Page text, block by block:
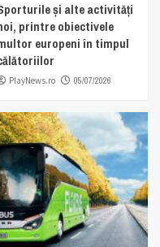
și alte activități
printre obiectivele
europeni în timpul
PlayNews.ro 05/07/2026